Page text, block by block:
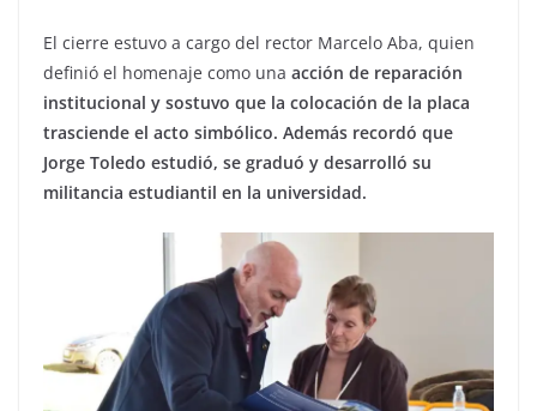
El cierre estuvo a cargo del rector Marcelo Aba, quien
definió el homenaje como una acción de reparación
institucional y sostuvo que la colocación de la placa
trasciende el acto simbólico. Además recordó que
Jorge Toledo estudió, se graduó y desarrolló su
militancia estudiantil en la universidad.